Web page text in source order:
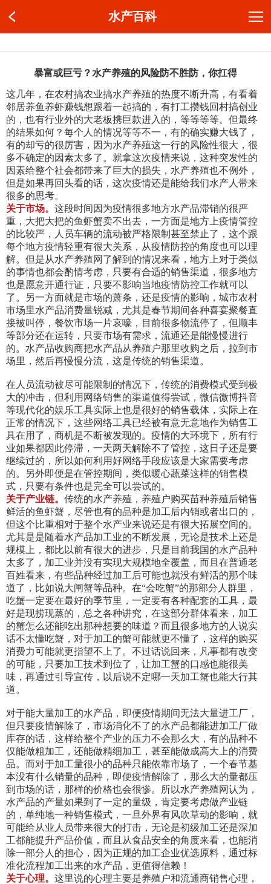
水产百科
暴富或巨亏？水产养殖的风险防不胜防，你扛得
这几年，在农村搞农业搞水产养殖的热度不断升高，有看着
邻居养鱼养虾赚钱想跟着一起搞的，有打工攒钱回村搞创业
的，也有行业外的大老板携巨款进入的，等等等等。但最终
的结果如何？每个人的情况等等不一，有的确实赚大钱了，
有的却亏的很厉害，因为水产养殖这一行的风险性很大，很
多不确定的因素太多了。就拿这次疫情来说，这种突发性的
因素给整个社会都带来了巨大的损失，水产养殖也不例外，
但是如果再回头看的话，这次疫情还是能给我们水产人带来
很多的思考。
关于市场。 这段时间因为疫情很多地方水产品滞销的很严
重，大把大把的鱼虾蟹卖不出去，一方面是地方上疫情管控
的比较严，人员车辆的流动被严格限制甚至禁止了，这个跟
每个地方疫情轻重有很大关系，从疫情防控的角度也可以理
解。但是从水产养殖网了解到的情况来看，地方上对于类似
的事情也都会酌情考虑，只要有合适的销售渠道，很多地方
也是愿意开通行证，只要不影响当地疫情防控工作就可以
了。另一方面就是市场的萧条，还是疫情的影响，城市农村
市场里水产品消费量锐减，尤其是春节期间各种喜宴聚餐直
接被叫停，餐饮市场一片哀嚎，目前很多物流停了，但顺丰
等部分还在运转，只要市场有需求，流通还是能慢慢进行
的。水产品收购商把水产品从养殖户那里收购之后，拉到市
场里，然后再慢慢分流，这是传统的销售渠道。
在人员流动被尽可能限制的情况下，传统的消费模式受到极
大的冲击，但利用网络销售的渠道值得尝试，微信微博抖音
等现代化的娱乐工具实际上也是很好的销售载体，实际上在
正常的情况下，这些网络工具已经被有意无意地作为销售工
具在用了，商机是不断被发现的。疫情的大环境下，所有行
业如果都因此停滞，一天两天解除不了管控，这日子还是要
继续过的，所以如何利用好网络手段应该是大家需要考虑
的。另外即便是在管控期间，类似暖心蔬菜这样的销售模
式，只要有条件也是完全可以尝试的。
关于产业链。 传统的水产养殖，养殖户购买苗种养殖后销售
鲜活的鱼虾蟹，尽管也有的品种是加工后内销或者出口的，
但这个比重相对于整个水产业来说还是有很大拓展空间的。
尤其是是随着水产品加工业的不断发展，无论是技术上还是
规模上，都比以前有很大的进步，只是目前我国的水产品种
太多了，加工业并没有实现大规模地全覆盖，而且在普通老
百姓看来，有些品种经过加工后可能也就没有鲜活的那个味
道了，比如说大闸蟹等品种。在“会吃蟹”的那部分人群里，
吃蟹一定要在最好的季节里，一定要有各种配套的工具，最
好是现捞现蒸的，总之各种讲究，在这部分群体看来，加工
的蟹怎么还能吃出那种想要的味道？而且很多地方的人说实
话不太懂吃蟹，对于加工的蟹可能就更不懂了，这样的购买
消费力可能就更指望不上了。不过话说回来，凡事都有改变
的可能，只要加工技术到位了，让加工蟹的口感也能很美
味，再通过引导宣传，以后说不定哪一天加工蟹也能大行其
道。
对于能大量加工的水产品，即便疫情期间无法大量进工厂，
但只要疫情解除了，市场消化不了的水产品都能进加工厂做
库存的话，这样给整个产业的压力不会那么大，有的品种不
仅能做粗加工，还能做精细加工，甚至能做成高大上的消费
品。而对于加工量很小的品种只能依靠市场了，一个春节基
本没有什么销量的品种，即便疫情解除了，那么大的量都压
到市场的话，那样的价格也会很惨。所以水产养殖网认为，
水产品的产量如果到了一定的量级，肯定要考虑做产业链
的，单纯地一种销售模式，一旦外界有风吹草动的影响，就
可能给从业人员带来很大的打击，无论是初级加工还是深加
工都能提升产品价值，而且从食品安全的角度来看，也能消
除一部分人的担心，因为正规的加工企业优选原料，通过标
准化流程加工出来的水产品，更值得信赖！
关于心理。 这里说的心理主要是养殖户和流通商销售心理，